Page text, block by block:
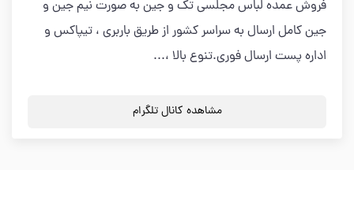
فروش عمده لباس مجلسی تک و جین به صورت نیم جین و
جین کامل ارسال به سراسر کشور از طریق باربری ، تیپاکس و
اداره پست ارسال فوری.تنوع بالا ،...
مشاهده کانال تلگرام